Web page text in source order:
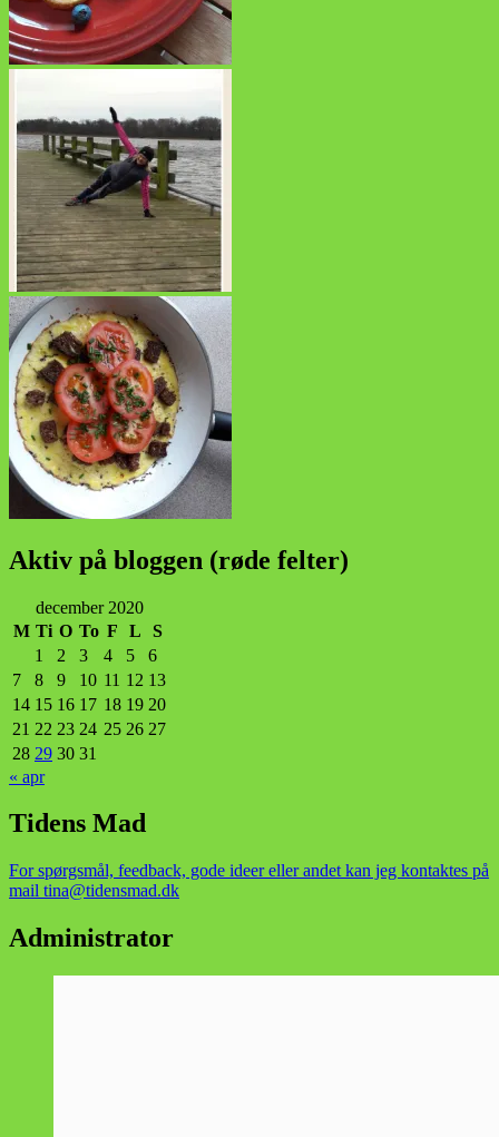
Aktiv på bloggen (røde felter)
december 2020
M Ti O To F L
S
1
2 3 4 5
6
7
8 9 10 11 12 13
14 15 16 17 18 19 20
21 22 23 24 25 26 27
28 29 30 31
« apr
Tidens Mad
For spørgsmål, feedback, gode ideer eller andet kan jeg kontaktes på
mail tina@tidensmad.dk
Administrator